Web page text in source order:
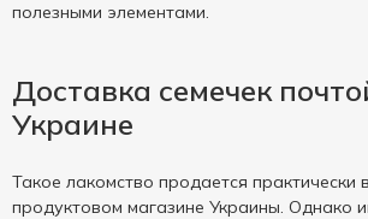
полезными элементами.
Доставка семечек
Украине
Такое лакомство продается практически
продуктовом магазине Украины. Однако